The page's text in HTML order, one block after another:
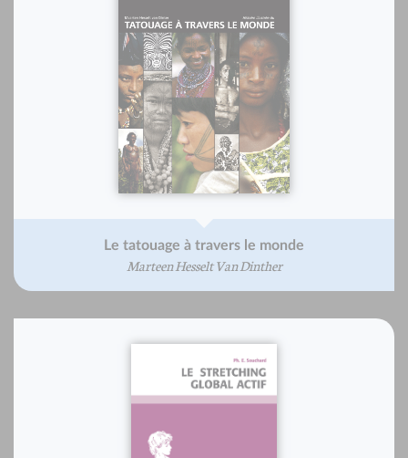
Le tatouage à travers le monde
Marteen Hesselt Van Dinther